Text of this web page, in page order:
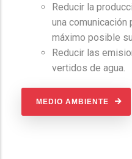
Reducir la
una comunicación
máximo posible
Reducir las
vertidos de agua.
MEDIO AMBIENTE